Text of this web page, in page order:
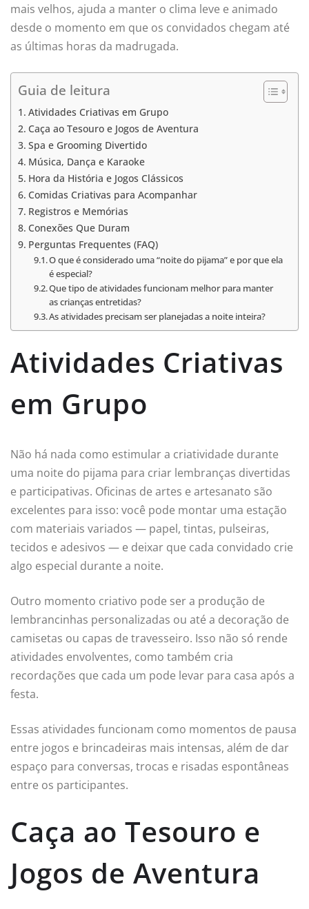
mais velhos, ajuda a manter o clima leve e animado
desde o momento em que os convidados chegam até
as últimas horas da madrugada.
Guia de leitura
Atividades Criativas em Grupo
Caça ao Tesouro e Jogos de Aventura
Spa e Grooming Divertido
Música, Dança e Karaoke
Hora da História e Jogos Clássicos
Comidas Criativas para Acompanhar
Registros e Memórias
Conexões Que Duram
Perguntas Frequentes (FAQ)
O que é considerado uma “noite do pijama” e por que ela
é especial?
Que tipo de atividades funcionam melhor para manter
as crianças entretidas?
As atividades precisam ser planejadas a noite inteira?
Atividades Criativas
em Grupo
Não há nada como estimular a criatividade durante
uma noite do pijama para criar lembranças divertidas
e participativas. Oficinas de artes e artesanato são
excelentes para isso: você pode montar uma estação
com materiais variados — papel, tintas, pulseiras,
tecidos e adesivos — e deixar que cada convidado crie
algo especial durante a noite.
Outro momento criativo pode ser a produção de
lembrancinhas personalizadas ou até a decoração de
camisetas ou capas de travesseiro. Isso não só rende
atividades envolventes, como também cria
recordações que cada um pode levar para casa após a
festa.
Essas atividades funcionam como momentos de pausa
entre jogos e brincadeiras mais intensas, além de dar
espaço para conversas, trocas e risadas espontâneas
entre os participantes.
Caça ao Tesouro e
Jogos de Aventura